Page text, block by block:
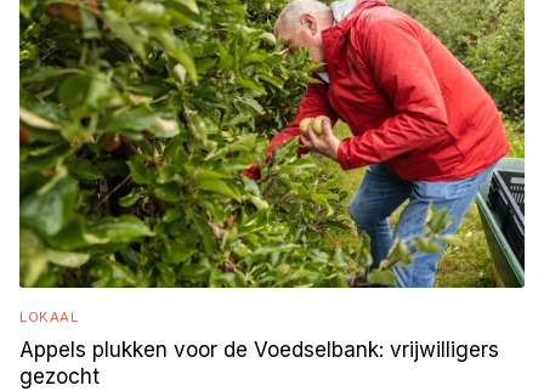
LOKAAL
Appels plukken voor de Voedselbank: vrijwilligers
gezocht